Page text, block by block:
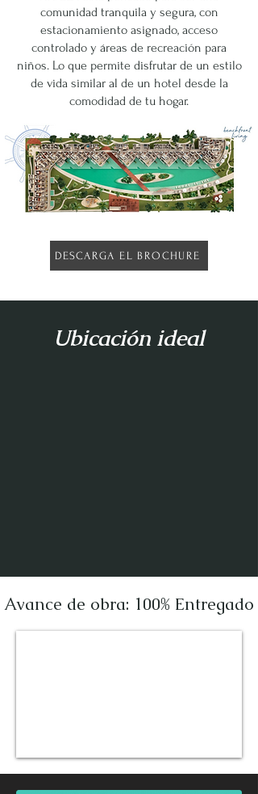
comunidad tranquila y segura, con
estacionamiento asignado, acceso
controlado y áreas de recreación para
niños. Lo que permite disfrutar de un estilo
de vida similar al de un hotel desde la
comodidad de tu hogar​.
DESCARGA EL BROCHURE
Ubicación ideal
Avance de obra: 100% Entregado